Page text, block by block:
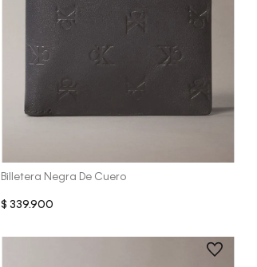
Billetera Negra De Cuero
$ 339.900